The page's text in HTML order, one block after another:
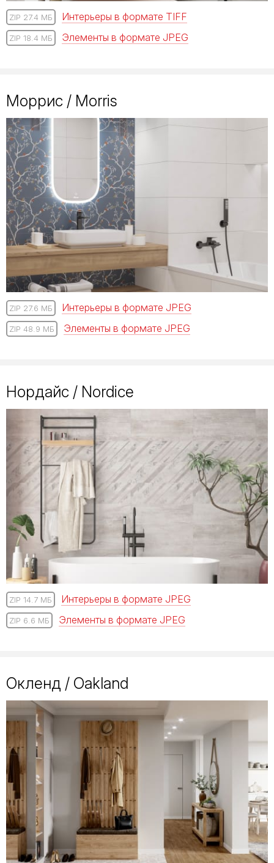
ZIP 27.4 МБ Интерьеры в формате TIFF
ZIP 18.4 МБ Элементы в формате JPEG
Моррис / Morris
ZIP 27.6 МБ Интерьеры в формате JPEG
ZIP 48.9 МБ Элементы в формате JPEG
Нордайс / Nordice
ZIP 14.7 МБ Интерьеры в формате JPEG
ZIP 6.6 МБ Элементы в формате JPEG
Окленд / Oakland